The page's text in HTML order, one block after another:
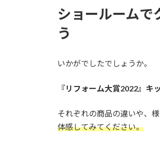
ショールームで
う
いかがでしたでしょうか。
『リフォーム大賞2022』キ
それぞれの商品の違いや、
体感してみてください。